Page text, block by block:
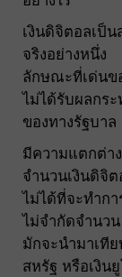
เงินดิจิตอลเป็
จริงอย่างหนึ่
ลักษณะที่เด่นข
ไม่ได้รับผลกร
ของทางรัฐบาล
มีความแตกต่
จำนวนเงินดิจิ
ไม่ได้ที่จะทำก
ไม่จำกัดจำนว
มักจะนำมาเที
สหรัฐ หรือเงิน